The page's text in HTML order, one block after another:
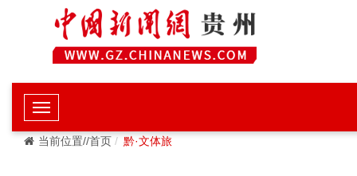
当前位置//首页 黔·文体旅